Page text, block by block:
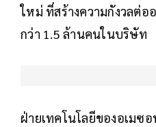
ใหม่ ที่สร้างความกังวลต่
กว่า 1.5 ล้านคนในบริษัท
ฝ่ายเทคโนโลยีของอเมซ